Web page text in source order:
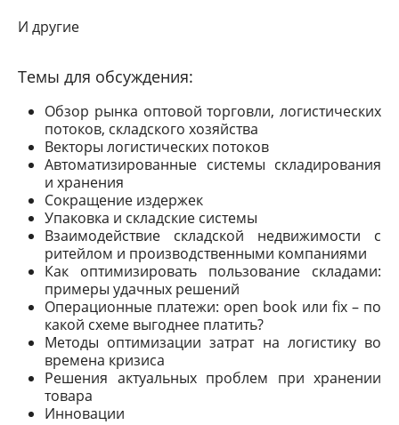
И другие
Темы для обсуждения:
Обзор рынка оптовой торговли, логистических
потоков, складского хозяйства
Векторы логистических потоков
Автоматизированные системы складирования
и хранения
Сокращение издержек
Упаковка и складские системы
Взаимодействие складской недвижимости с
ритейлом и производственными компаниями
Как оптимизировать пользование складами:
примеры удачных решений
Операционные платежи: open book или fix – по
какой схеме выгоднее платить?
Методы оптимизации затрат на логистику во
времена кризиса
Решения актуальных проблем при хранении
товара
Инновации